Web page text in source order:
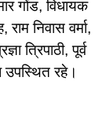
गोंड, विधायक
निवास वर्मा,
त्रिपाठी, पूर्व
उपस्थित रहे।